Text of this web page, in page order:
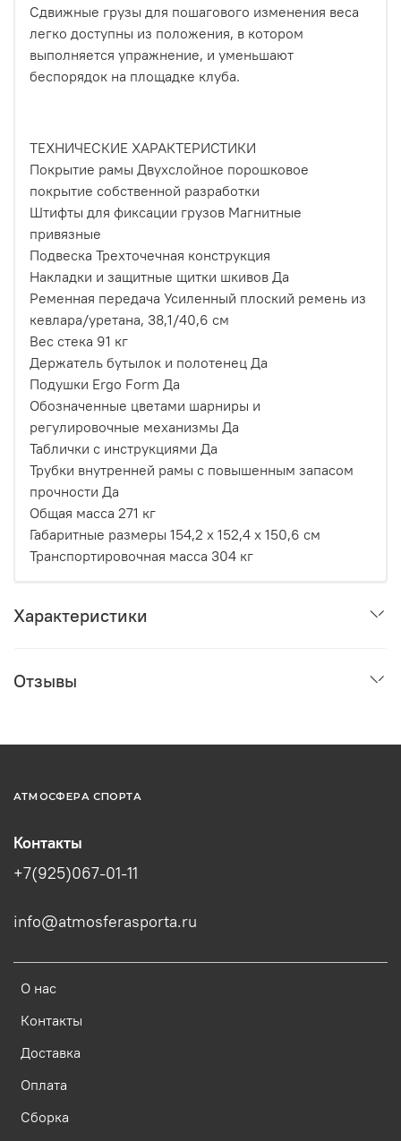
Сдвижные грузы для пошагового изменения веса
легко доступны из положения, в котором
выполняется упражнение, и уменьшают
беспорядок на площадке клуба.
ТЕХНИЧЕСКИЕ ХАРАКТЕРИСТИКИ
Покрытие рамы Двухслойное порошковое
покрытие собственной разработки
Штифты для фиксации грузов Магнитные
привязные
Подвеска Трехточечная конструкция
Накладки и защитные щитки шкивов Да
Ременная передача Усиленный плоский ремень из
кевлара/уретана, 38,1/40,6 см
Вес стека 91 кг
Держатель бутылок и полотенец Да
Подушки Ergo Form Да
Обозначенные цветами шарниры и
регулировочные механизмы Да
Таблички с инструкциями Да
Трубки внутренней рамы с повышенным запасом
прочности Да
Общая масса 271 кг
Габаритные размеры 154,2 x 152,4 x 150,6 см
Транспортировочная масса 304 кг
Характеристики
Отзывы
АТМОСФЕРА СПОРТА
О нас
Контакты
Доставка
Оплата
Сборка
Контакты
+7(925)067-01-11
info@atmosferasporta.ru